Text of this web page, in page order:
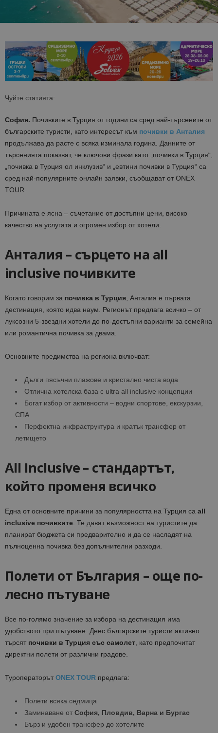
Чуйте статията:
София. Почивките в Турция от години са сред най-търсените от
българските туристи, като интересът към почивки в Анталия
продължава да расте с всяка изминала година. Данните от
търсенията показват, че ключови фрази като „почивки в Турция“,
„почивка в Турция ол инклузив“ и „евтини почивки в Турция“ са
сред най-популярните онлайн заявки, съобщават от ONEX
TOUR.
Причината е ясна – съчетание от достъпни цени, високо
качество на услугата и огромен избор от хотели.
Анталия – сърцето на all
inclusive почивките
Когато говорим за почивка в Турция, Анталия е първата
дестинация, която идва наум. Регионът предлага всичко – от
луксозни 5-звездни хотели до по-достъпни варианти за семейна
или романтична почивка за двама.
Основните предимства на региона включват:
Дълги пясъчни плажове и кристално чиста вода
Отлична хотелска база с ultra all inclusive концепции
Богат избор от активности – водни спортове, екскурзии,
СПА
Перфектна инфраструктура и кратък трансфер от
летището
All Inclusive – стандартът,
който променя всичко
Една от основните причини за популярността на Турция са all
inclusive почивките. Те дават възможност на туристите да
планират бюджета си предварително и да се насладят на
пълноценна почивка без допълнителни разходи.
Полети от България – още по-
лесно пътуване
Все по-голямо значение за избора на дестинация има
удобството при пътуване. Днес българските туристи активно
търсят почивки в Турция със самолет, като предпочитат
директни полети от различни градове.
Туроператорът ONEX TOUR предлага:
Полети всяка седмица
Заминаване от София, Пловдив, Варна и Бургас
Бърз и удобен трансфер до хотелите